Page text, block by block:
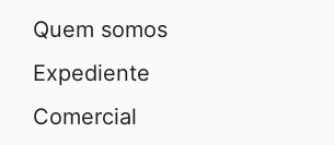
Quem somos
Expediente
Comercial